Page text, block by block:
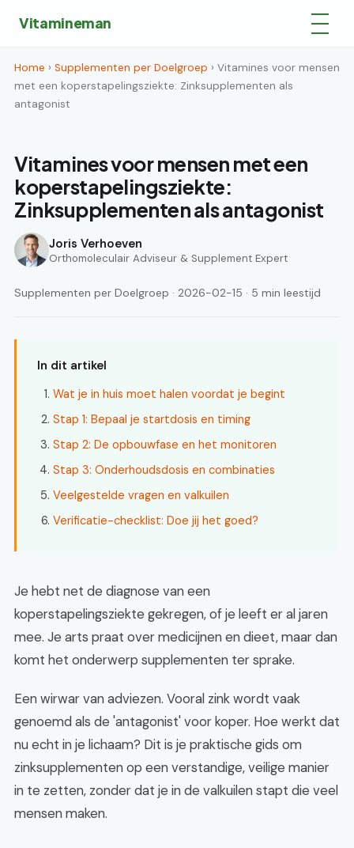
Vitamineman
Home › Supplementen per Doelgroep › Vitamines voor mensen
met een koperstapelingsziekte: Zinksupplementen als
antagonist
Vitamines voor mensen met een
koperstapelingsziekte:
Zinksupplementen als antagonist
Joris Verhoeven
Orthomoleculair Adviseur & Supplement Expert
Supplementen per Doelgroep · 2026-02-15 · 5 min leestijd
In dit artikel
Wat je in huis moet halen voordat je begint
Stap 1: Bepaal je startdosis en timing
Stap 2: De opbouwfase en het monitoren
Stap 3: Onderhoudsdosis en combinaties
Veelgestelde vragen en valkuilen
Verificatie-checklist: Doe jij het goed?
Je hebt net de diagnose van een
koperstapelingsziekte gekregen, of je leeft er al jaren
mee. Je arts praat over medicijnen en dieet, maar dan
komt het onderwerp supplementen ter sprake.
Een wirwar van adviezen. Vooral zink wordt vaak
genoemd als de 'antagonist' voor koper. Hoe werkt dat
nu echt in je lichaam? Dit is je praktische gids om
zinksupplementen op een verstandige, veilige manier
in te zetten, zonder dat je in de valkuilen stapt die veel
mensen maken.